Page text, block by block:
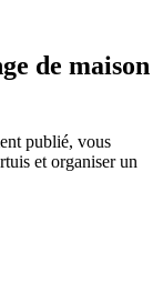
de maison
publié, vous
et organiser un